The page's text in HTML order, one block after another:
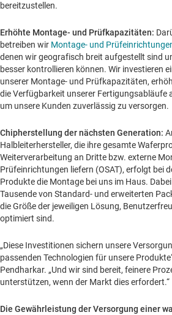
bereitzustellen.
Erhöhte Montage- und Prüfkapazitäten:
betreiben wir Montage- und
denen wir geografisch breit aufgestellt sind
besser kontrollieren können. Wir investieren
unserer Montage- und Prüfkapazitäten,
die Verfügbarkeit unserer Fertigungsabläufe
um unsere Kunden zuverlässig zu versorgen.
Chipherstellung der nächsten Generation:
Halbleiterhersteller, die ihre gesamte
Weiterverarbeitung an Dritte bzw. externe
Prüfeinrichtungen liefern (OSAT), erfolgt bei
Produkte die Montage bei uns im Haus.
Tausende von Standard- und erweiterten
die Größe der jeweiligen Lösung,
optimiert sind.
„Diese Investitionen sichern unsere
passenden Technologien für unsere
Pendharkar. „Und wir sind bereit, feinere
unterstützen, wenn der Markt dies erfordert.“
Die Gewährleistung der Versorgung einer